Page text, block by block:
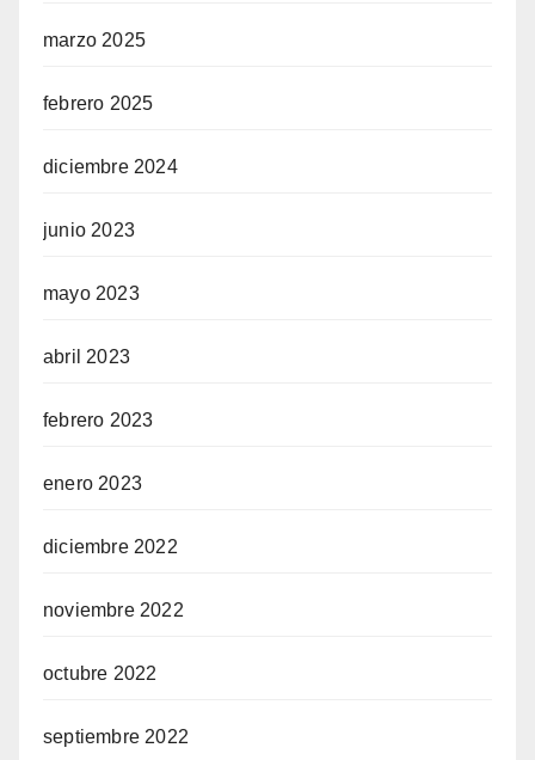
marzo 2025
febrero 2025
diciembre 2024
junio 2023
mayo 2023
abril 2023
febrero 2023
enero 2023
diciembre 2022
noviembre 2022
octubre 2022
septiembre 2022